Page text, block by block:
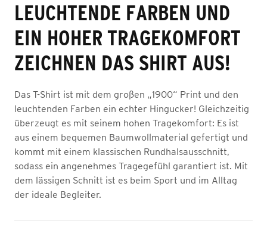
LEUCHTENDE FARBEN UND
EIN HOHER TRAGEKOMFORT
ZEICHNEN DAS SHIRT AUS!
Das T-Shirt ist mit dem großen „1900“ Print und den
leuchtenden Farben ein echter Hingucker! Gleichzeitig
überzeugt es mit seinem hohen Tragekomfort: Es ist
aus einem bequemen Baumwollmaterial gefertigt und
kommt mit einem klassischen Rundhalsausschnitt,
sodass ein angenehmes Tragegefühl garantiert ist. Mit
dem lässigen Schnitt ist es beim Sport und im Alltag
der ideale Begleiter.